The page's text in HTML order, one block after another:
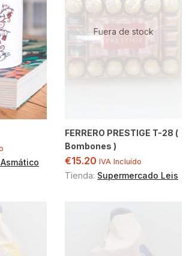
Fuera de stock
FERRERO PRESTIGE T-28 (
Bombones )
€15.20 IVA Incluído
Tienda: Supermercado Leis